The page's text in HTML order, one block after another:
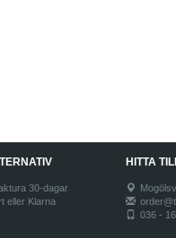
30-dagar
eller Klarna
HITTA
036 -